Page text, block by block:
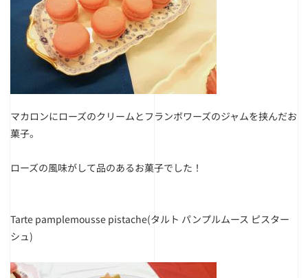
マカロンにローズのクリームとフランボワーズのジャムを挟んだお
菓子。
ローズの風味がして品のあるお菓子でした！
Tarte pamplemousse pistache(タルト パンプルムース ピスター
シュ)